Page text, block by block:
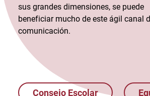
sus grandes dimensiones, se puede
beneficiar mucho de este ágil canal
comunicación.
Consejo Escolar